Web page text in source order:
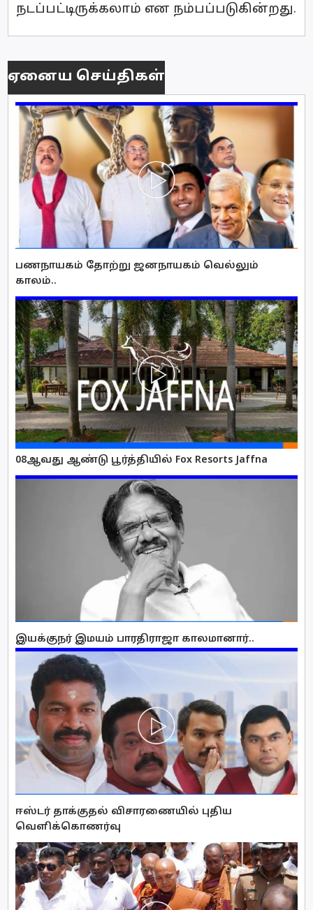
நடப்பட்டிருக்கலாம் என நம்பப்படுகின்றது.
ஏனைய செய்திகள்
பணநாயகம் தோற்று ஜனநாயகம் வெல்லும்
காலம்..
08ஆவது ஆண்டு பூர்த்தியில் Fox Resorts Jaffna
இயக்குநர் இமயம் பாரதிராஜா காலமானார்..
ஈஸ்டர் தாக்குதல் விசாரணையில் புதிய
வௌிக்கொணர்வு